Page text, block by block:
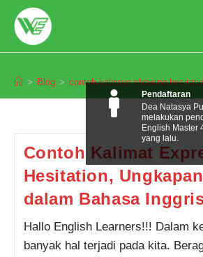
content
> Blog > contoh kalomat showing
Contoh Kalimat
Hesitation,
dalam Bahasa
Hallo English Learners!!! Dalam
banyak hal terjadi pada kita.
Pendaftaran
Dea Natasya
melakukan
English Master
yang lalu.